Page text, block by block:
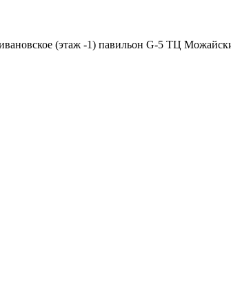
(этаж -1) павильон G-5 ТЦ